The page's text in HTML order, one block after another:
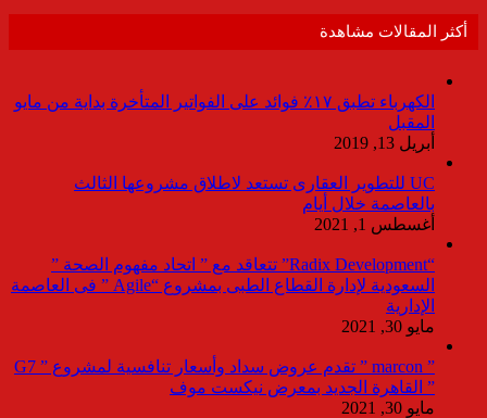
أكثر المقالات مشاهدة
الكهرباء تطبق ١٧٪ فوائد على الفواتير المتأخرة بداية من مايو
المقبل
أبريل 13, 2019
UC للتطوير العقارى تستعد لاطلاق مشروعها الثالث
بالعاصمة خلال أيام
أغسطس 1, 2021
“Radix Development” تتعاقد مع ” اتحاد مفهوم الصحة ”
السعودية لإدارة القطاع الطبى بمشروع “Agile ” فى العاصمة
الإدارية
مايو 30, 2021
” marcon ” تقدم عروض سداد وأسعار تنافسية لمشروع ” G7
” القاهرة الجديد بمعرض نيكست موف
مايو 30, 2021